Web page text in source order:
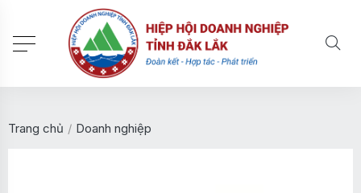
Trang chủ / Doanh nghiệp